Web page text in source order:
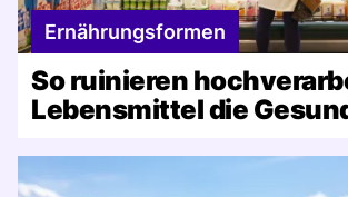
Ernährungsformen
So ruinieren
Lebensmittel die